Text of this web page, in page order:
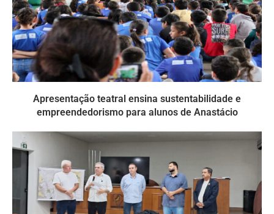
Apresentação teatral ensina sustentabilidade e
empreendedorismo para alunos de Anastácio